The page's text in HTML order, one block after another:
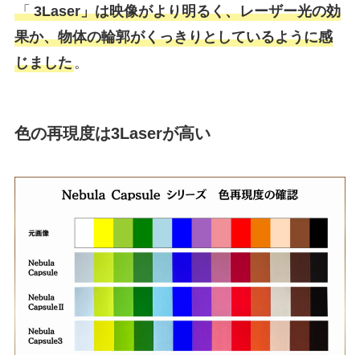
「 3Laser」は映像がより明るく、レーザー光の効
果か、物体の輪郭がくっきりとしているように感
じました。
色の再現度は3Laserが高い